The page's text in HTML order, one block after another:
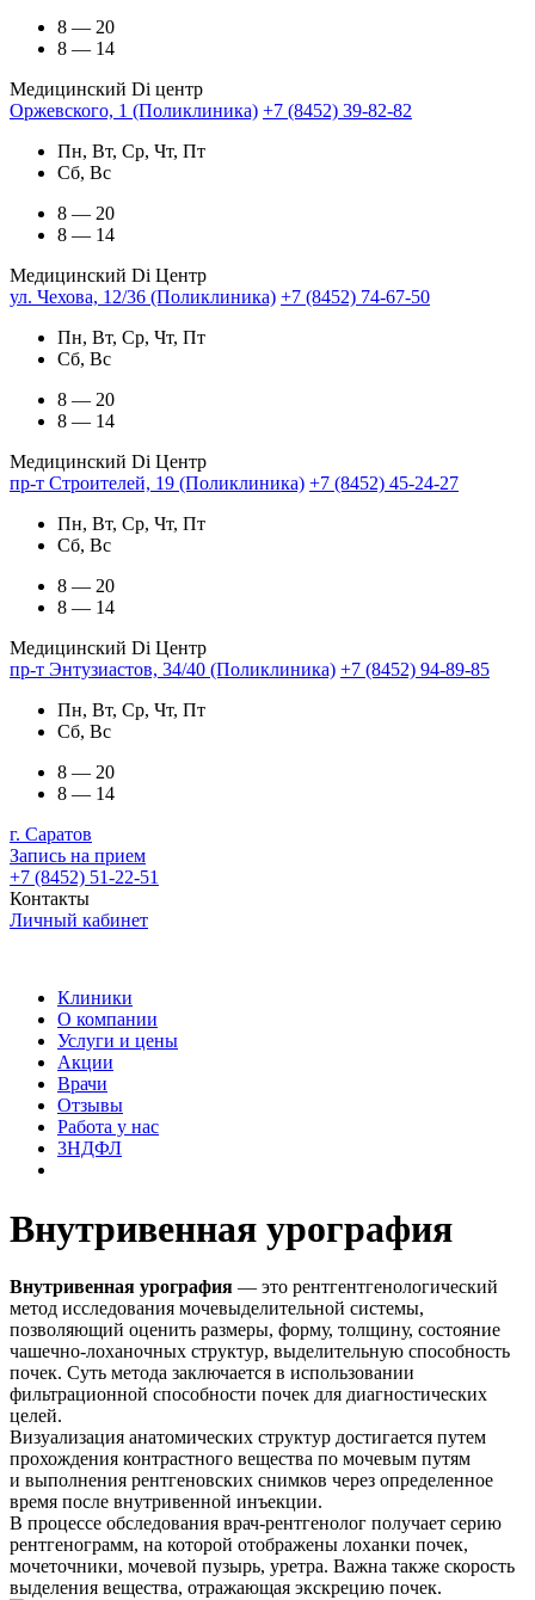
8 — 20
8 — 14
Медицинский Di центр
Оржевского, 1 (Поликлиника) +7 (8452) 39-82-82
Пн, Вт, Ср, Чт, Пт
Сб, Вс
8 — 20
8 — 14
Медицинский Di Центр
ул. Чехова, 12/36 (Поликлиника) +7 (8452) 74-67-50
Пн, Вт, Ср, Чт, Пт
Сб, Вс
8 — 20
8 — 14
Медицинский Di Центр
пр-т Строителей, 19 (Поликлиника) +7 (8452) 45-24-27
Пн, Вт, Ср, Чт, Пт
Сб, Вс
8 — 20
8 — 14
Медицинский Di Центр
пр-т Энтузиастов, 34/40 (Поликлиника) +7 (8452) 94-89-85
Пн, Вт, Ср, Чт, Пт
Сб, Вс
8 — 20
8 — 14
г. Саратов
Запись на прием
+7 (8452) 51-22-51
Контакты
Личный кабинет
Клиники
О компании
Услуги и цены
Акции
Врачи
Отзывы
Работа у нас
3НДФЛ
Внутривенная урография
Внутривенная урография — это рентгентгенологический
метод исследования мочевыделительной системы,
позволяющий оценить размеры, форму, толщину, состояние
чашечно-лоханочных структур, выделительную способность
почек. Суть метода заключается в использовании
фильтрационной способности почек для диагностических
целей.
Визуализация анатомических структур достигается путем
прохождения контрастного вещества по мочевым путям
и выполнения рентгеновских снимков через определенное
время после внутривенной инъекции.
В процессе обследования врач-рентгенолог получает серию
рентгенограмм, на которой отображены лоханки почек,
мочеточники, мочевой пузырь, уретра. Важна также скорость
выделения вещества, отражающая экскрецию почек.